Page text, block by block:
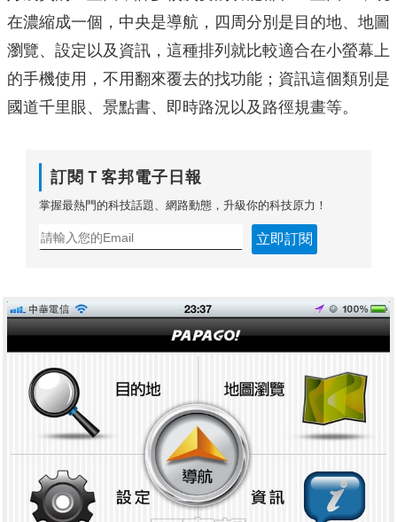
在濃縮成一個，中央是導航，四周分別是目的地、地圖
瀏覽、設定以及資訊，這種排列就比較適合在小螢幕上
的手機使用，不用翻來覆去的找功能；資訊這個類別是
國道千里眼、景點書、即時路況以及路徑規畫等。
訂閱Ｔ客邦電子日報
掌握最熱門的科技話題、網路動態，升級你的科技原力！
立即訂閱